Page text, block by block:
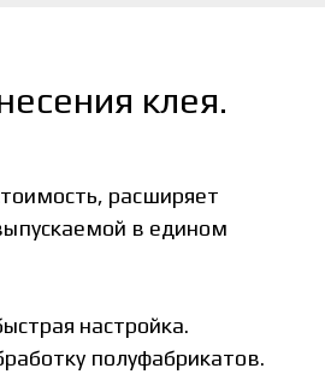
клея.
расширяет
в едином
настройка.
полуфабрикатов.